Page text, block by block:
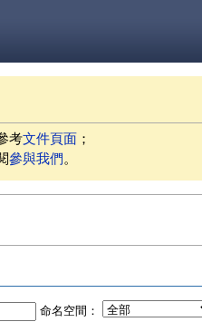
考文件頁面 ；
參與我們。
命名空間：